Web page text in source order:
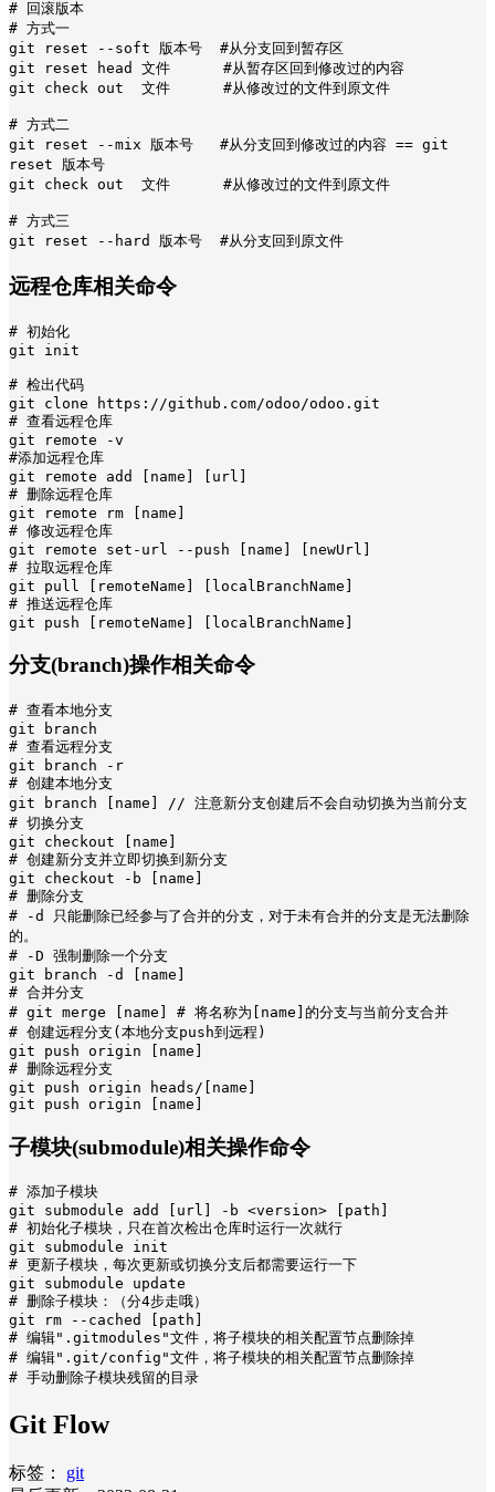
# 回滚版本
# 方式一
git reset --soft 版本号  #从分支回到暂存区
git reset head 文件      #从暂存区回到修改过的内容
git check out  文件      #从修改过的文件到原文件
# 方式二
git reset --mix 版本号   #从分支回到修改过的内容 == git
reset 版本号
git check out  文件      #从修改过的文件到原文件
# 方式三
git reset --hard 版本号  #从分支回到原文件
远程仓库相关命令
# 初始化
git init
# 检出代码
git clone https://github.com/odoo/odoo.git
# 查看远程仓库
git remote -v
#添加远程仓库
git remote add [name] [url]
# 删除远程仓库
git remote rm [name]
# 修改远程仓库
git remote set-url --push [name] [newUrl]
# 拉取远程仓库
git pull [remoteName] [localBranchName]
# 推送远程仓库
git push [remoteName] [localBranchName]
分支(branch)操作相关命令
# 查看本地分支
git branch
# 查看远程分支
git branch -r
# 创建本地分支
git branch [name] // 注意新分支创建后不会自动切换为当前分支
# 切换分支
git checkout [name]
# 创建新分支并立即切换到新分支
git checkout -b [name]
# 删除分支
# -d 只能删除已经参与了合并的分支，对于未有合并的分支是无法删除
的。
# -D 强制删除一个分支
git branch -d [name]
# 合并分支
# git merge [name] # 将名称为[name]的分支与当前分支合并
# 创建远程分支(本地分支push到远程)
git push origin [name]
# 删除远程分支
git push origin heads/[name]
git push origin [name]
子模块(submodule)相关操作命令
# 添加子模块
git submodule add [url] -b <version> [path]
# 初始化子模块，只在首次检出仓库时运行一次就行
git submodule init
# 更新子模块，每次更新或切换分支后都需要运行一下
git submodule update
# 删除子模块：（分4步走哦）
git rm --cached [path]
# 编辑".gitmodules"文件，将子模块的相关配置节点删除掉
# 编辑".git/config"文件，将子模块的相关配置节点删除掉
# 手动删除子模块残留的目录
Git Flow
标签：
git